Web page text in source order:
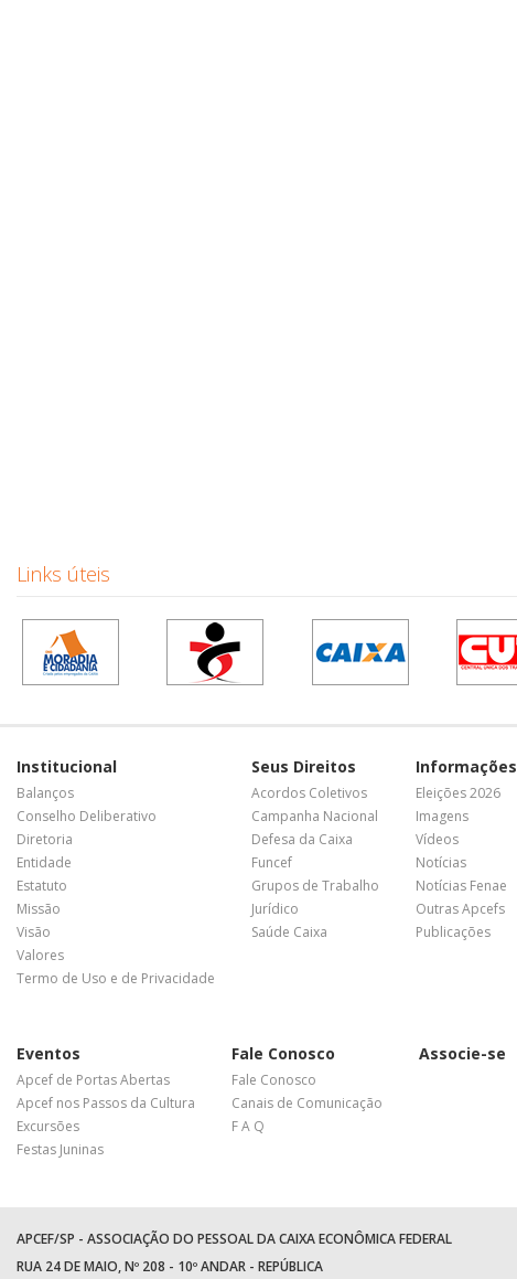
Links úteis
Institucional
Balanços
Conselho Deliberativo
Diretoria
Entidade
Estatuto
Missão
Visão
Valores
Termo de Uso e de Privacidade
Seus Direitos
Acordos Coletivos
Campanha Nacional
Defesa da Caixa
Funcef
Grupos de Trabalho
Jurídico
Saúde Caixa
Informações
Eleições 2026
Imagens
Vídeos
Notícias
Notícias Fenae
Outras Apcefs
Publicações
Eventos
Apcef de Portas Abertas
Apcef nos Passos da Cultura
Excursões
Festas Juninas
Fale Conosco
Fale Conosco
Canais de Comunicação
F A Q
Associe-se
APCEF/SP - ASSOCIAÇÃO DO PESSOAL DA CAIXA ECONÔMICA FEDERAL
RUA 24 DE MAIO, Nº 208 - 10º ANDAR - REPÚBLICA